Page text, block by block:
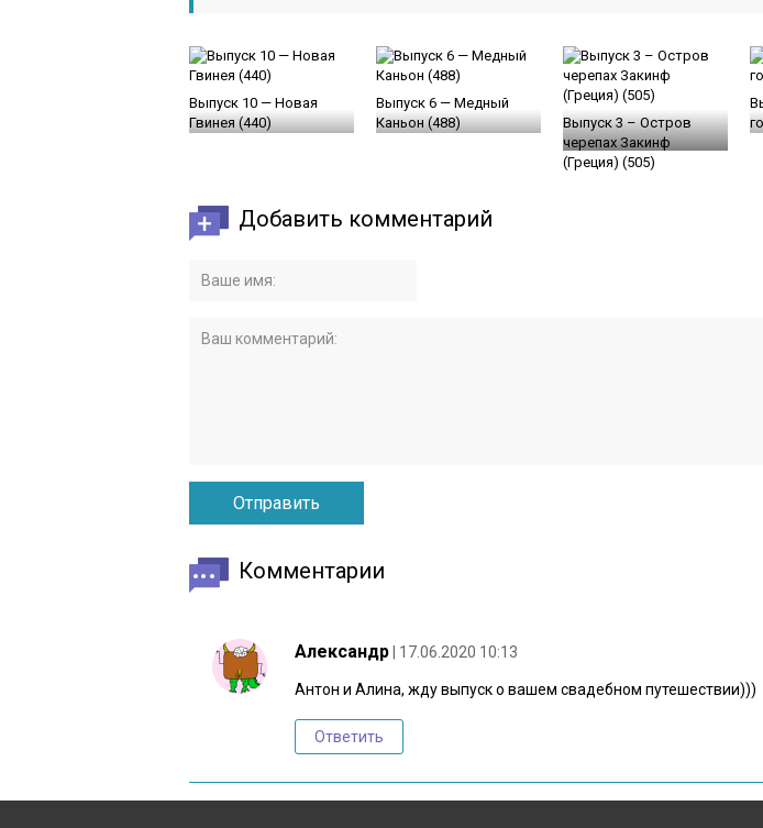
Выпуск 10 — Новая
Гвинея (440)
Выпуск 6 — Медный
Каньон (488)
Выпуск 3 – Остров
черепах Закинф
(Греция) (505)
Добавить комментарий
Комментарии
Александр | 17.06.2020 10:13
Антон и Алина, жду выпуск о вашем свадебном путешествии)))
Ответить